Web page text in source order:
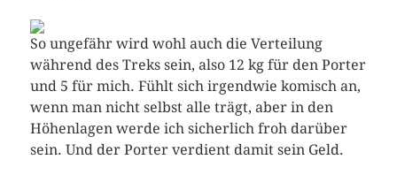
So ungefähr wird wohl auch die Verteilung
während des Treks sein, also 12 kg für den Porter
und 5 für mich. Fühlt sich irgendwie komisch an,
wenn man nicht selbst alle trägt, aber in den
Höhenlagen werde ich sicherlich froh darüber
sein. Und der Porter verdient damit sein Geld.